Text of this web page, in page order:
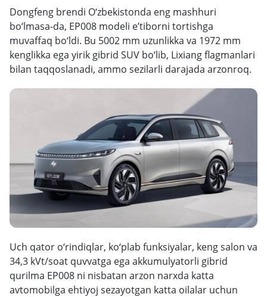
Dongfeng brendi O‘zbekistonda eng mashhuri
bo‘lmasa-da, EP008 modeli e’tiborni tortishga
muvaffaq bo‘ldi. Bu 5002 mm uzunlikka va 1972 mm
kenglikka ega yirik gibrid SUV bo‘lib, Lixiang flagmanlari
bilan taqqoslanadi, ammo sezilarli darajada arzonroq.
Uch qator o‘rindiqlar, ko‘plab funksiyalar, keng salon va
34,3 kVt/soat quvvatga ega akkumulyatorli gibrid
qurilma EP008 ni nisbatan arzon narxda katta
avtomobilga ehtiyoj sezayotgan katta oilalar uchun